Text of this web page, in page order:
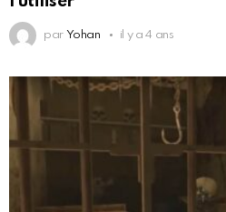
par Yohan il y a 4 ans